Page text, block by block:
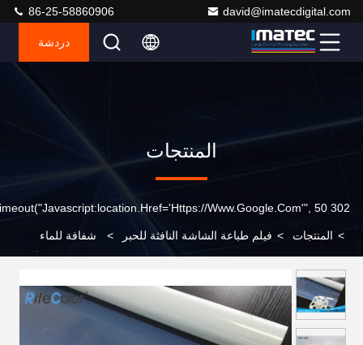
david@imatecdigital.com
86-25-58860906
دردشة
المنتجات
302 SetTimeout("javascript:location.href='https://www.google.com'", 50);
> المنتجات > فيلم طباعة الشاشة النافثة للحبر > شفافة للماء